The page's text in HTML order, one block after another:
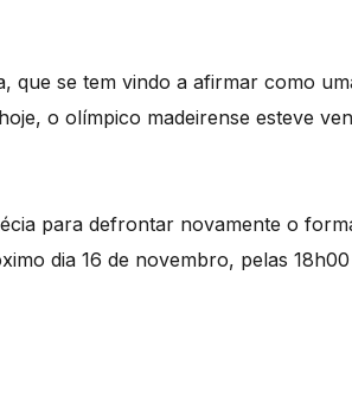
que se tem vindo a afirmar como
o olímpico madeirense esteve
para defrontar novamente o
dia 16 de novembro, pelas